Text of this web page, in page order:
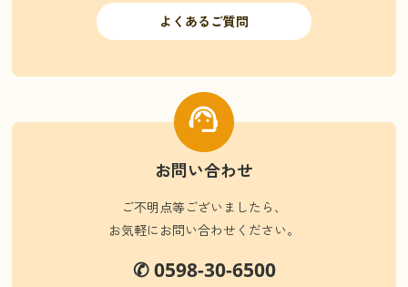
よくあるご質問
お問い合わせ
ご不明点等ございましたら、
お気軽にお問い合わせください。
✆ 0598-30-6500